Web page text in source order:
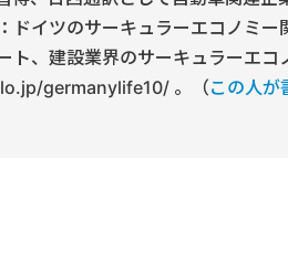
ドイツのサーキュラーエコノミー
ト、建設業界のサーキュラーエコ
germanylife10/ 。（この人が